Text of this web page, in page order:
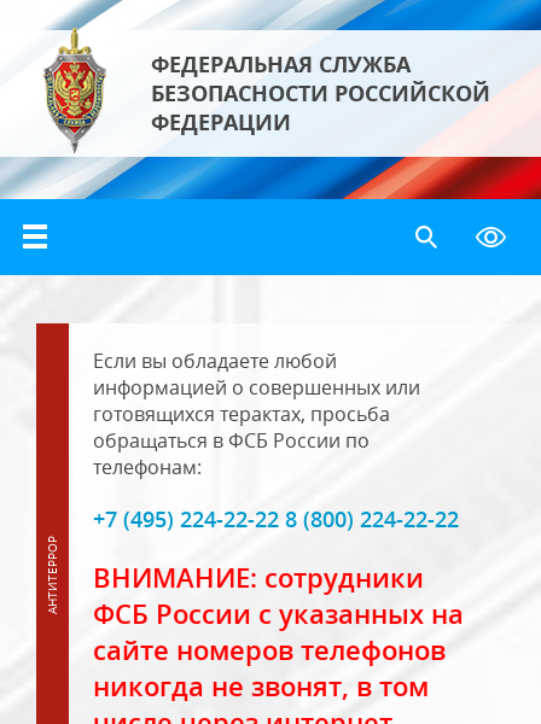
ФЕДЕРАЛЬНАЯ СЛУЖБА
БЕЗОПАСНОСТИ РОССИЙСКОЙ
ФЕДЕРАЦИИ
Если вы обладаете любой
информацией о совершенных или
готовящихся терактах, просьба
обращаться в ФСБ России по
телефонам:
+7 (495) 224-22-22 8 (800) 224-22-22
ВНИМАНИЕ: сотрудники
ФСБ России с указанных на
сайте номеров телефонов
никогда не звонят, в том